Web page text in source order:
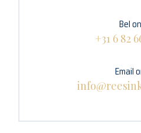
Bel
+31 6 82
Email